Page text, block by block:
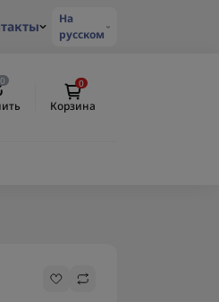
На
русском
0 0
Корзина